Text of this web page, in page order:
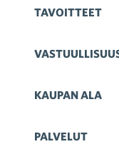
TAVOITTEET
KAUPAN ALA
PALVELUT